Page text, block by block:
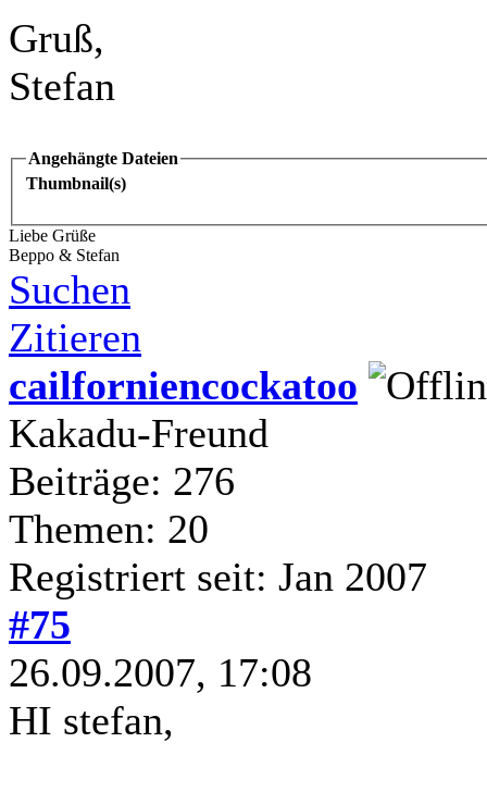
Gruß,
Stefan
Angehängte Dateien
Thumbnail(s)
Liebe Grüße
Beppo & Stefan
Suchen
Zitieren
cailforniencockatoo
Kakadu-Freund
Beiträge: 276
Themen: 20
Registriert seit: Jan 2007
#75
26.09.2007, 17:08
HI stefan,